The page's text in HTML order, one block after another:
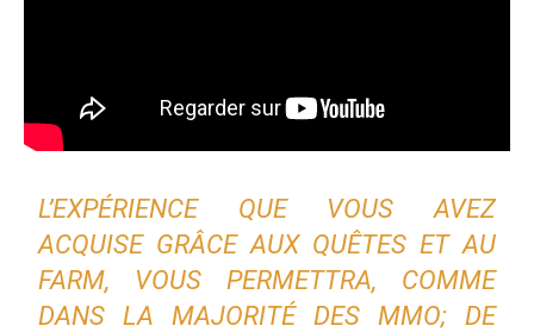
L’EXPÉRIENCE QUE VOUS AVEZ
ACQUISE GRÂCE AUX QUÊTES ET AU
FARM, VOUS PERMETTRA, COMME
DANS LA MAJORITÉ DES MMO; DE